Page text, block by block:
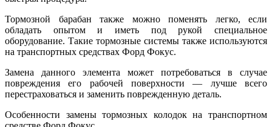
Тормозной барабан также можно поменять легко, если
обладать опытом и иметь под рукой специальное
оборудование. Такие тормозные системы также используются
на транспортных средствах Форд Фокус.
Замена данного элемента может потребоваться в случае
повреждения его рабочей поверхности — лучше всего
перестраховаться и заменить поврежденную деталь.
Особенности замены тормозных колодок на транспортном